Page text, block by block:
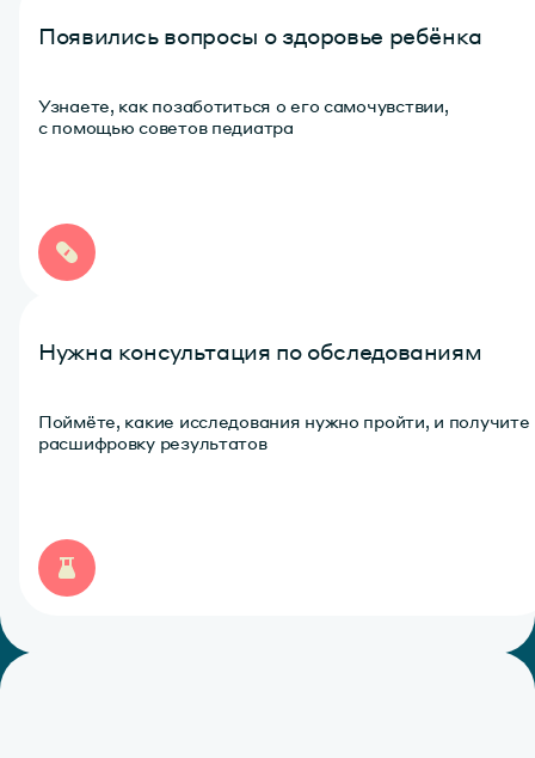
Появились вопросы о здоровье ребёнка
Узнаете, как позаботиться о его самочувствии,
с помощью советов педиатра
Нужна консультация по обследованиям
Поймёте, какие исследования нужно пройти, и получите
расшифровку результатов